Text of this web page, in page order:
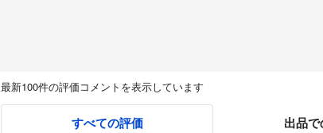
最新100件の評価コメントを表示しています
すべての評価 出品